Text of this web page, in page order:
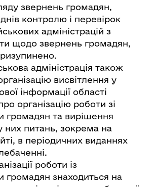
звернень громадян,
контролю і перевірок
адміністрацій з
щодо звернень громадян,
адміністрація також
висвітлення у
інформації області
організацію роботи зі
громадян та вирішення
них питань, зокрема на
в періодичних виданнях
роботи із
громадян знаходиться на